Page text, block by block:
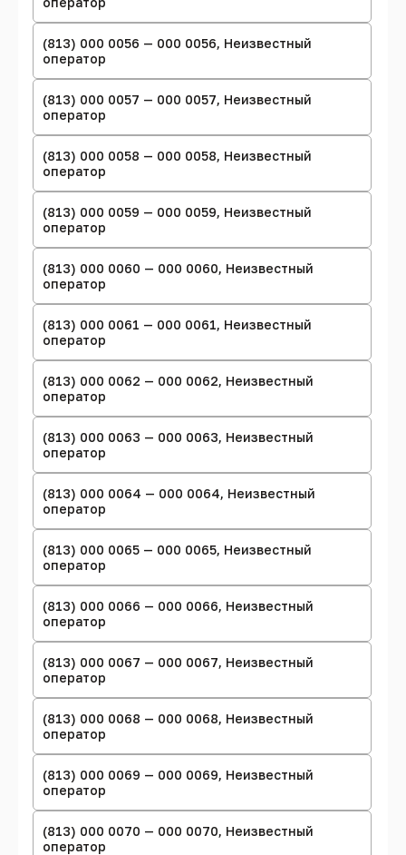
(813) 000 0056 — 000 0056, Неизвестный
оператор
(813) 000 0057 — 000 0057, Неизвестный
оператор
(813) 000 0058 — 000 0058, Неизвестный
оператор
(813) 000 0059 — 000 0059, Неизвестный
оператор
(813) 000 0060 — 000 0060, Неизвестный
оператор
(813) 000 0061 — 000 0061, Неизвестный
оператор
(813) 000 0062 — 000 0062, Неизвестный
оператор
(813) 000 0063 — 000 0063, Неизвестный
оператор
(813) 000 0064 — 000 0064, Неизвестный
оператор
(813) 000 0065 — 000 0065, Неизвестный
оператор
(813) 000 0066 — 000 0066, Неизвестный
оператор
(813) 000 0067 — 000 0067, Неизвестный
оператор
(813) 000 0068 — 000 0068, Неизвестный
оператор
(813) 000 0069 — 000 0069, Неизвестный
оператор
(813) 000 0070 — 000 0070, Неизвестный
оператор